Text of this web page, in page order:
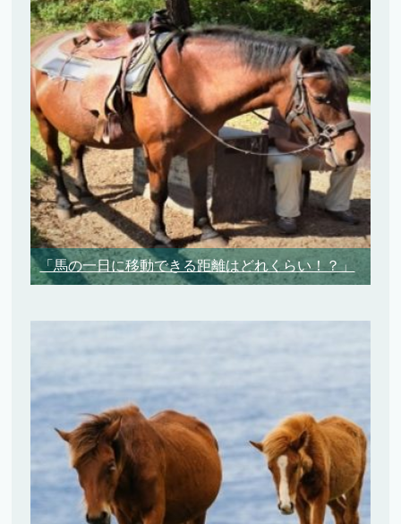
「馬の一日に移動できる距離はどれくらい！？」